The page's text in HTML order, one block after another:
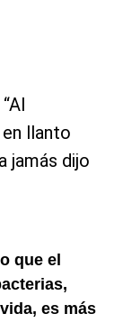
llanto
jamás dijo
que el
es más